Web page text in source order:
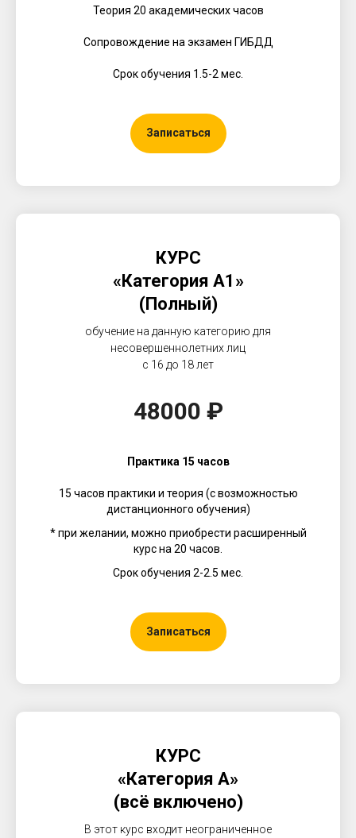
Теория 20 академических часов
Сопровождение на экзамен ГИБДД
Срок обучения 1.5-2 мес.
Записаться
КУРС
«Категория А1»
(Полный)
обучение на данную категорию для
несовершеннолетних лиц
с 16 до 18 лет
48000 ₽
Практика 15 часов
15 часов практики и теория (с возможностью
дистанционного обучения)
* при желании, можно приобрести расширенный
курс на 20 часов.
Срок обучения 2-2.5 мес.
Записаться
КУРС
«Категория А»
(всё включено)
В этот курс входит неограниченное